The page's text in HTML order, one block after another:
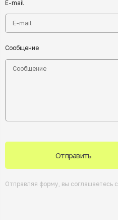
E-mail
Сообщение
Отправить
Отправляя форму, вы соглашаетесь с